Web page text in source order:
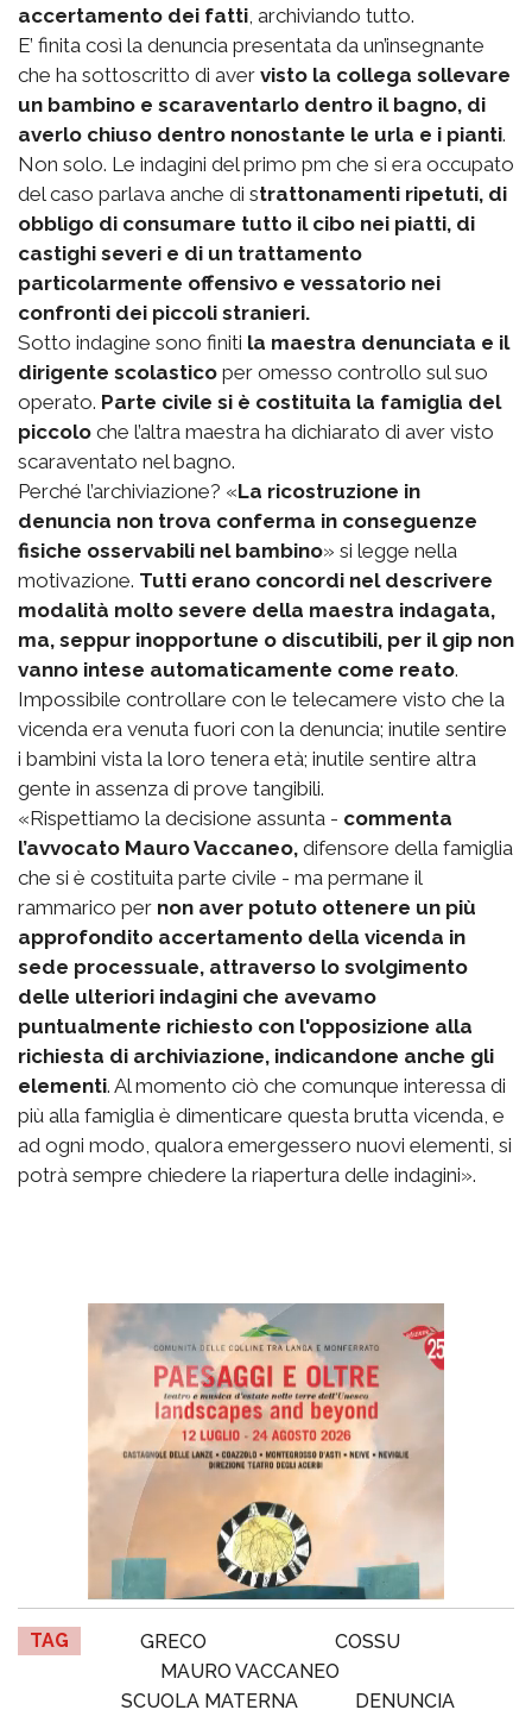
accertamento dei fatti, archiviando tutto.
E’ finita così la denuncia presentata da un’insegnante
che ha sottoscritto di aver visto la collega sollevare
un bambino e scaraventarlo dentro il bagno, di
averlo chiuso dentro nonostante le urla e i pianti.
Non solo. Le indagini del primo pm che si era occupato
del caso parlava anche di strattonamenti ripetuti, di
obbligo di consumare tutto il cibo nei piatti, di
castighi severi e di un trattamento
particolarmente offensivo e vessatorio nei
confronti dei piccoli stranieri.
Sotto indagine sono finiti la maestra denunciata e il
dirigente scolastico per omesso controllo sul suo
operato. Parte civile si è costituita la famiglia del
piccolo che l’altra maestra ha dichiarato di aver visto
scaraventato nel bagno.
Perché l’archiviazione? «La ricostruzione in
denuncia non trova conferma in conseguenze
fisiche osservabili nel bambino» si legge nella
motivazione. Tutti erano concordi nel descrivere
modalità molto severe della maestra indagata,
ma, seppur inopportune o discutibili, per il gip non
vanno intese automaticamente come reato.
Impossibile controllare con le telecamere visto che la
vicenda era venuta fuori con la denuncia; inutile sentire
i bambini vista la loro tenera età; inutile sentire altra
gente in assenza di prove tangibili.
«Rispettiamo la decisione assunta - commenta
l’avvocato Mauro Vaccaneo, difensore della famiglia
che si è costituita parte civile - ma permane il
rammarico per non aver potuto ottenere un più
approfondito accertamento della vicenda in
sede processuale, attraverso lo svolgimento
delle ulteriori indagini che avevamo
puntualmente richiesto con l'opposizione alla
richiesta di archiviazione, indicandone anche gli
elementi. Al momento ciò che comunque interessa di
più alla famiglia è dimenticare questa brutta vicenda, e
ad ogni modo, qualora emergessero nuovi elementi, si
potrà sempre chiedere la riapertura delle indagini».
TAG GRECO
COSSU
MAURO VACCANEO
SCUOLA MATERNA
DENUNCIA